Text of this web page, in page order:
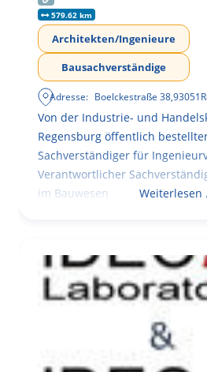
579.62 km
Architekten/Ingenieure
Bausachverständige
Adresse: Boelckestraße 38,93051
Von der Industrie- und
Regensburg öffentlich
Sachverständiger für
Verantwortlicher
im Bauwesen
Weiterlesen